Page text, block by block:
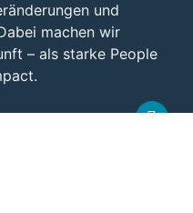
und
machen wir
– als starke People